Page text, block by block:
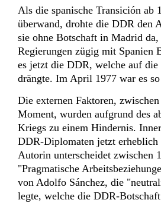
Als die spanische Transición ab
überwand, drohte die DDR den
sie ohne Botschaft in Madrid
Regierungen zügig mit Spanien
es jetzt die DDR, welche auf
drängte. Im April 1977 war es
Die externen Faktoren,
Moment, wurden aufgrund des
Kriegs zu einem Hindernis.
DDR-Diplomaten jetzt erheblich
Autorin unterscheidet zwischen
"Pragmatische
von Adolfo Sánchez, die
legte, welche die DDR-